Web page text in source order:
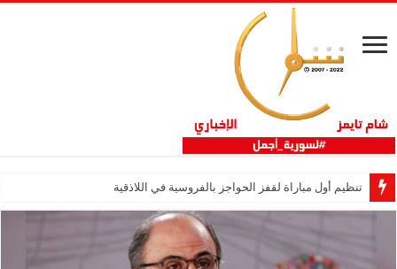
تنظيم أول مباراة لقفز الحواجز بالفروسية في اللاذقية